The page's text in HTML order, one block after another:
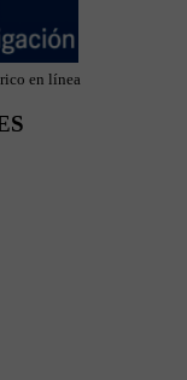
en línea